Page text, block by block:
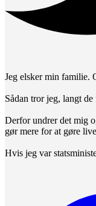
Jeg elsker min familie.
Sådan tror jeg, langt de
Derfor undrer det mig
gør mere for at gøre
Hvis jeg var